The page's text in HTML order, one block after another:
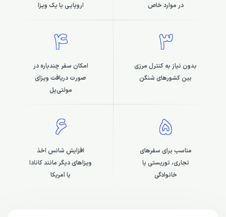
در موارد خاص
اروپایی با یک ویزا
3
بدون نیاز به کنترل مرزی
بین کشورهای شنگن
4
امکان سفر چندباره در
صورت دریافت ویزای
مولتی‌پل
5
مناسب برای سفرهای
تجاری، توریستی یا
خانوادگی
6
افزایش شانس اخذ
ویزاهای دیگر مانند کانادا
یا آمریکا